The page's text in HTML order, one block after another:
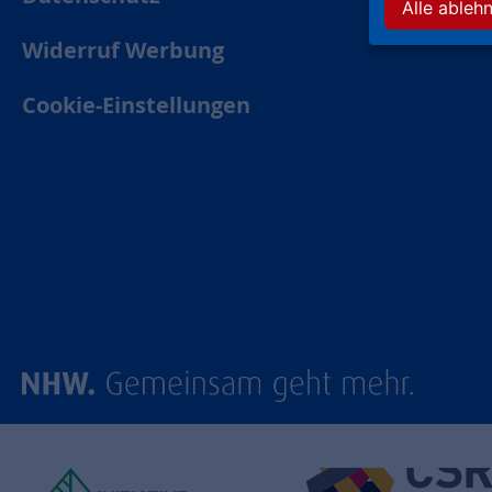
Widerruf Werbung
Cookie-Einstellungen
Alle